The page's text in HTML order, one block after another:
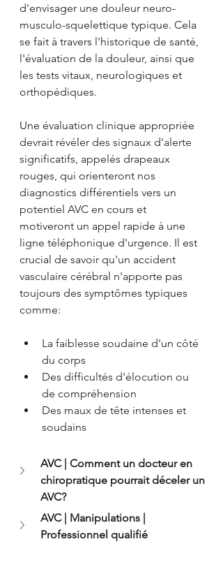
d'envisager une douleur neuro-
musculo-squelettique typique. Cela
se fait à travers l'historique de santé,
l'évaluation de la douleur, ainsi que
les tests vitaux, neurologiques et
orthopédiques.
Une évaluation clinique appropriée
devrait révéler des signaux d'alerte
significatifs, appelés drapeaux
rouges, qui orienteront nos
diagnostics différentiels vers un
potentiel AVC en cours et
motiveront un appel rapide à une
ligne téléphonique d'urgence. Il est
crucial de savoir qu'un accident
vasculaire cérébral n'apporte pas
toujours des symptômes typiques
comme:
La faiblesse soudaine d'un côté
du corps
Des difficultés d'élocution ou
de compréhension
Des maux de tête intenses et
soudains
AVC | Comment un docteur en
chiropratique pourrait déceler un
AVC?
AVC | Manipulations |
Professionnel qualifié